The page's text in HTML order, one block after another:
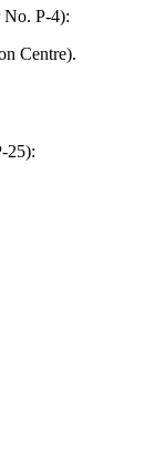
No. P-4):
Centre).
25):